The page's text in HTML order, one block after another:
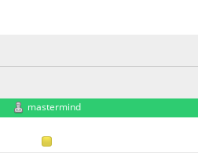
mastermind